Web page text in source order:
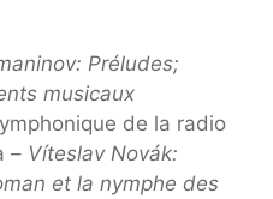
Préludes;
musicaux
de la radio
– Víteslav Novák:
et la nymphe des